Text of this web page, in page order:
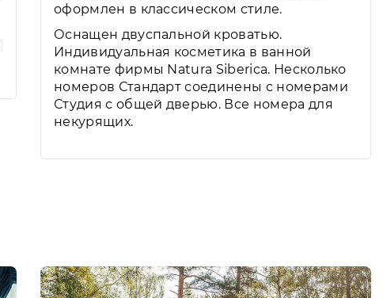
оформлен в классическом стиле.
Оснащен двуспальной кроватью.
Индивидуальная косметика в ванной
комнате фирмы Natura Siberica. Несколько
номеров Стандарт соединены с номерами
Студия с общей дверью. Все номера для
некурящих.